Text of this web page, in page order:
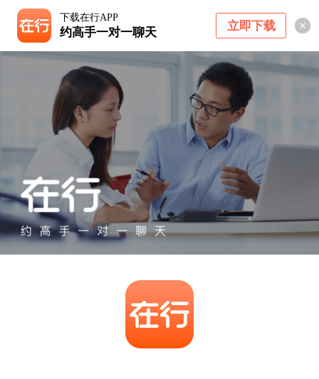
下载在行APP
约高手一对一聊天 立即下载